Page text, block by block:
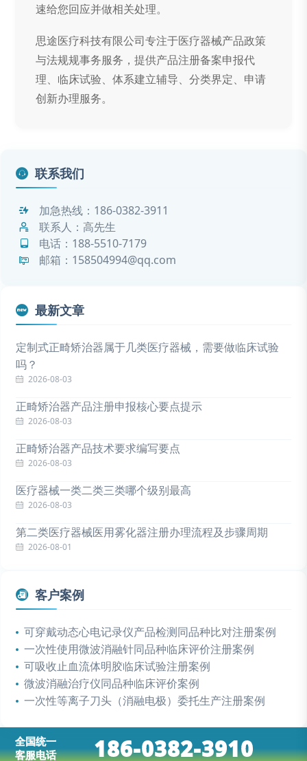
速给您回应并做相关处理。
思途医疗科技有限公司专注于医疗器械产品政策
与法规规事务服务，提供产品注册备案申报代
理、临床试验、体系建立辅导、分类界定、申请
创新办理服务。
联系我们
加急热线： 186-0382-3911
联系人：高先生
电话： 188-5510-7179
邮箱：158504994@qq.com
最新文章
定制式正畸矫治器属于几类医疗器械，需要做临床试验
吗？
2026-08-03
正畸矫治器产品注册申报核心要点提示
2026-08-03
正畸矫治器产品技术要求编写要点
2026-08-03
医疗器械一类二类三类哪个级别最高
2026-08-03
第二类医疗器械医用雾化器注册办理流程及步骤周期
2026-08-01
客户案例
可穿戴动态心电记录仪产品检测同品种比对注册案例
一次性使用微波消融针同品种临床评价注册案例
可吸收止血流体明胶临床试验注册案例
微波消融治疗仪同品种临床评价案例
一次性等离子刀头（消融电极）委托生产注册案例
全国统一
客服电话
186-0382-3910